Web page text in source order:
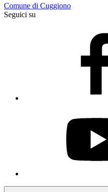
Comune di Cuggiono
Seguici su